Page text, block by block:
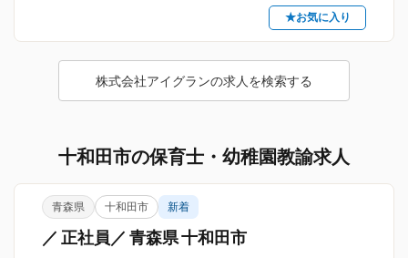
★お気に入り
株式会社アイグランの求人を検索する
十和田市の保育士・幼稚園教諭求人
青森県 十和田市 新着
／ 正社員／ 青森県 十和田市